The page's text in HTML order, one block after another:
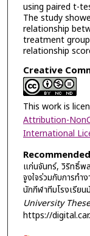
using paired t-
The study
relationship
treatment
relationship
Creative
This work is
Attribution-
International
แก่นจันทร์, วิริทธิ์พ
จูงใจร่วมกับการท
นักกีฬาทีมโรงเรีย
University
https://